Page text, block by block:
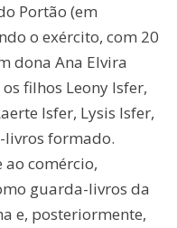
Portão (em
o exército, com 20
dona Ana Elvira
filhos Leony Isfer,
Isfer, Lysis Isfer,
livros formado.
comércio,
guarda-livros da
e, posteriormente,